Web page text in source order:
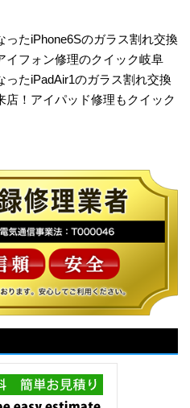
ったiPhone6Sのガラス割れ交換
イフォン修理のクイック岐阜
ったiPadAir1のガラス割れ交換
店！アイパッド修理もクイック